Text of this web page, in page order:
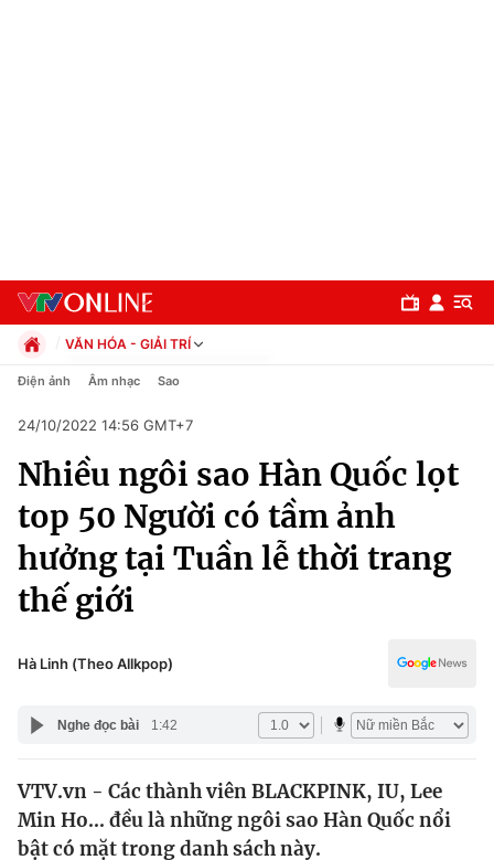
Chuyên mục
Chính trị
Xã hội
Tin tức
Thế giới đó đây
Kinh tế
VĂN HÓA - GIẢI TRÍ
Chính trị
Pháp luật
Kinh tế
Thể thao
Truyền hình
Văn hóa - Giải trí
Y tế
Đời sống
Giáo dục
Điện ảnh Âm nhạc Sao
24/10/2022 14:56 GMT+7
Nhiều ngôi sao Hàn Quốc lọt
top 50 Người có tầm ảnh
hưởng tại Tuần lễ thời trang
thế giới
Hà Linh (Theo Allkpop)
Nghe đọc bài 1:42
VTV.vn - Các thành viên BLACKPINK, IU, Lee
Min Ho... đều là những ngôi sao Hàn Quốc nổi
bật có mặt trong danh sách này.